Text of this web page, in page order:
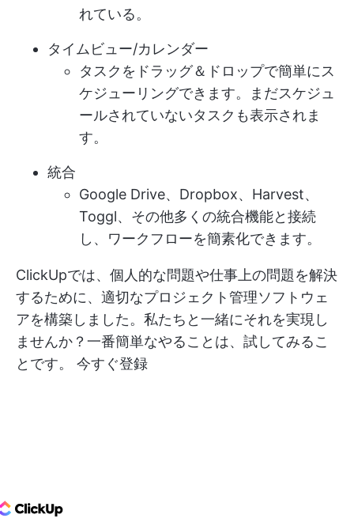
れている。
タイムビュー/カレンダー
タスクをドラッグ＆ドロップで簡単にス
ケジューリングできます。まだスケジュ
ールされていないタスクも表示されま
す。
統合
Google Drive、Dropbox、Harvest、
Toggl、その他多くの統合機能と接続
し、ワークフローを簡素化できます。
ClickUpでは、個人的な問題や仕事上の問題を解決
するために、適切なプロジェクト管理ソフトウェ
アを構築しました。私たちと一緒にそれを実現し
ませんか？一番簡単なやることは、試してみるこ
とです。 今すぐ登録
Logo